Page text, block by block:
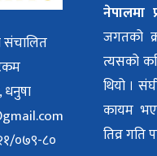
संचालित
०७९-८०
नेपालमा
जगतको
त्यसको
थियो ।
कायम
तिव्र गति